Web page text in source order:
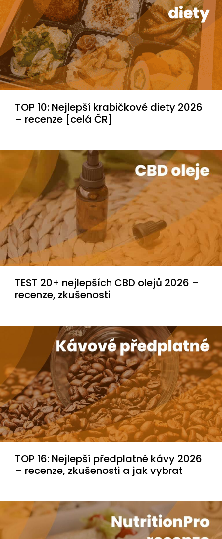
TOP 10: Nejlepší krabičkové diety 2026
– recenze [celá ČR]
TEST 20+ nejlepších CBD olejů 2026 –
recenze, zkušenosti
TOP 16: Nejlepší předplatné kávy 2026
– recenze, zkušenosti a jak vybrat